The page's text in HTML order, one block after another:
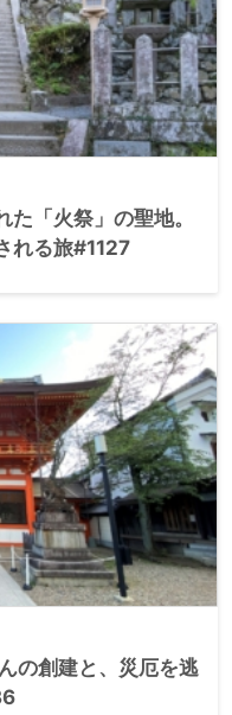
た「火祭」の聖地。
れる旅#1127
の創建と、災厄を逃